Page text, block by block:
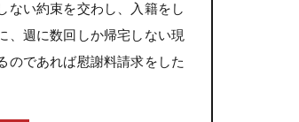
ない約束を交わし、入籍をし
、週に数回しか帰宅しない現
のであれば慰謝料請求をした